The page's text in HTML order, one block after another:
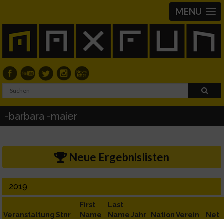
MENU
-barbara -maier
Neue Ergebnislisten
2019
Veranstaltung Stnr
First
Name
Last
NameJahr NationVerein Net